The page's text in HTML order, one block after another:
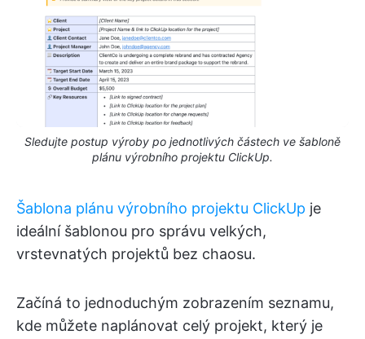
Sledujte postup výroby po jednotlivých částech ve šabloně
plánu výrobního projektu ClickUp.
Šablona plánu výrobního projektu ClickUp je
ideální šablonou pro správu velkých,
vrstevnatých projektů bez chaosu.
Začíná to jednoduchým zobrazením seznamu,
kde můžete naplánovat celý projekt, který je